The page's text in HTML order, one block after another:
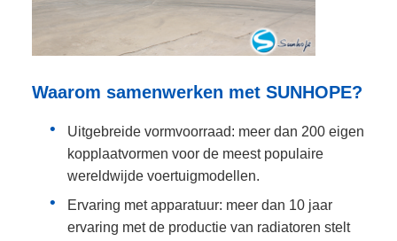
Waarom samenwerken met SUNHOPE?
Uitgebreide vormvoorraad: meer dan 200 eigen
kopplaatvormen voor de meest populaire
wereldwijde voertuigmodellen.
Ervaring met apparatuur: meer dan 10 jaar
ervaring met de productie van radiatoren stelt